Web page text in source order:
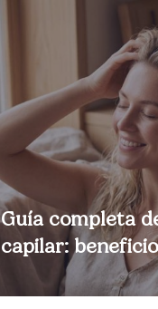
Guía completa
capilar: